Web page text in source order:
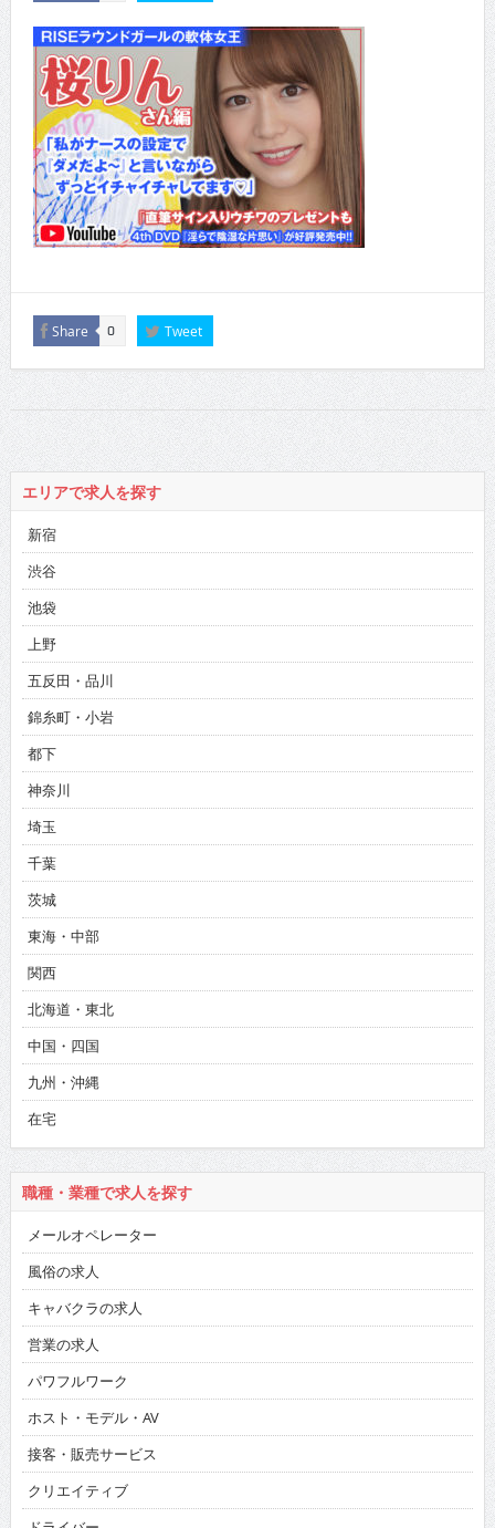
Share 0 Tweet
エリアで求人を探す
新宿
渋谷
池袋
上野
五反田・品川
錦糸町・小岩
都下
神奈川
埼玉
千葉
茨城
東海・中部
関西
北海道・東北
中国・四国
九州・沖縄
在宅
職種・業種で求人を探す
メールオペレーター
風俗の求人
キャバクラの求人
営業の求人
パワフルワーク
ホスト・モデル・AV
接客・販売サービス
クリエイティブ